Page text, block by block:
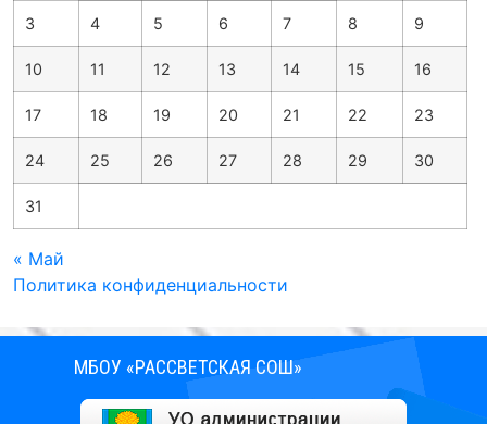
3 4 5 6 7 8 9
10 11 12 13 14 15 16
17 18 19 20 21 22 23
24 25 26 27 28 29 30
31
« Май
Политика конфиденциальности
МБОУ «РАССВЕТСКАЯ СОШ»